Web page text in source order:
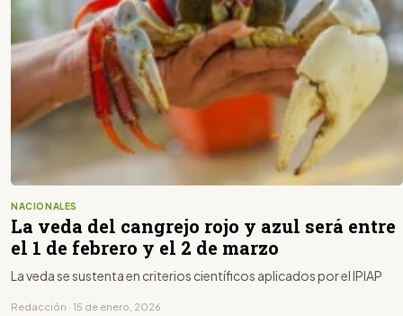
NACIONALES
La veda del cangrejo rojo y azul será entre
el 1 de febrero y el 2 de marzo
La veda se sustenta en criterios científicos aplicados por el IPIAP
Redacción · 15 de enero, 2026